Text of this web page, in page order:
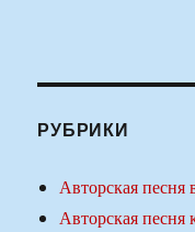
РУБРИКИ
Авторская песня
Авторская песня